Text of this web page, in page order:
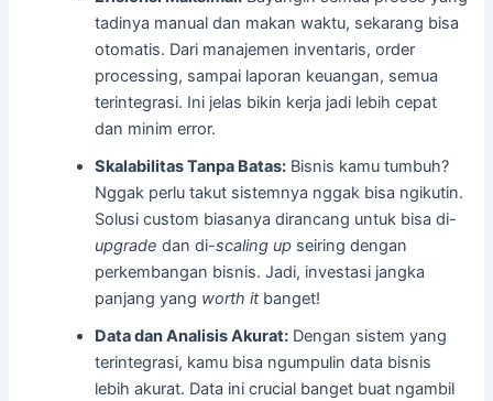
tadinya manual dan makan waktu, sekarang bisa
otomatis. Dari manajemen inventaris, order
processing, sampai laporan keuangan, semua
terintegrasi. Ini jelas bikin kerja jadi lebih cepat
dan minim error.
Skalabilitas Tanpa Batas: Bisnis kamu tumbuh?
Nggak perlu takut sistemnya nggak bisa ngikutin.
Solusi custom biasanya dirancang untuk bisa di-
upgrade dan di-scaling up seiring dengan
perkembangan bisnis. Jadi, investasi jangka
panjang yang worth itbanget!
Data dan Analisis Akurat: Dengan sistem yang
terintegrasi, kamu bisa ngumpulin data bisnis
lebih akurat. Data ini crucial banget buat ngambil